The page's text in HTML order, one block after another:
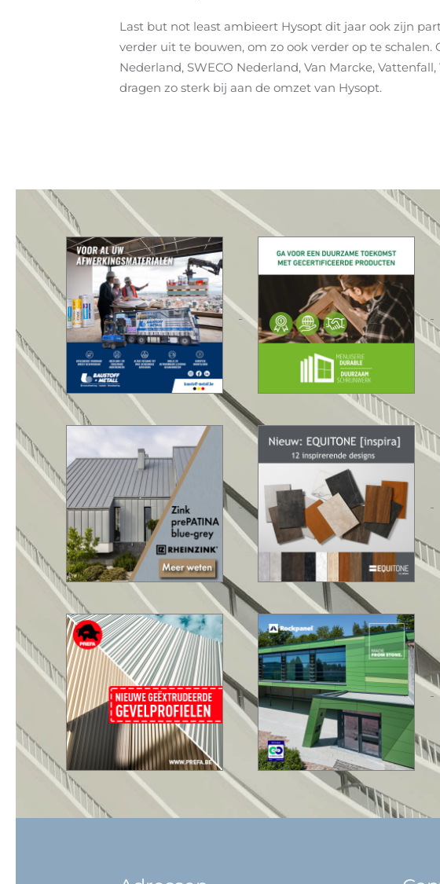
Last but not least ambieert Hysopt dit jaar ook zijn
verder uit te bouwen, om zo ook verder op te
Nederland, SWECO Nederland, Van Marcke,
dragen zo sterk bij aan de omzet van Hysopt.